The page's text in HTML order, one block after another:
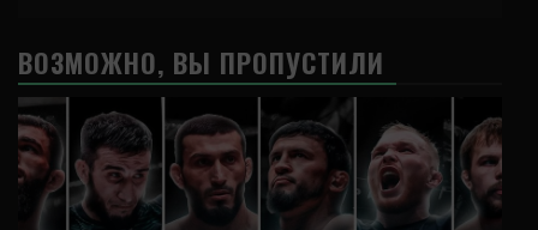
ВОЗМОЖНО, ВЫ ПРОПУСТИЛИ